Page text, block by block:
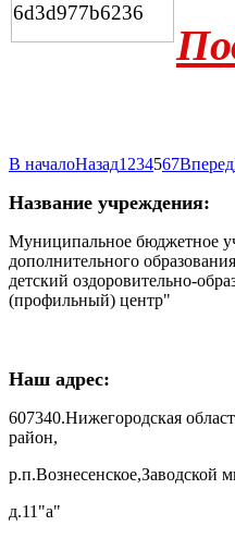
В началоНазад1234567Вперед
Название учреждения:
Муниципальное бюджетное
дополнительного
детский оздоровительно-
(профильный) центр"
Наш адрес:
607340.Нижегородская
район,
р.п.Вознесенское,Заводской
д.11"а"